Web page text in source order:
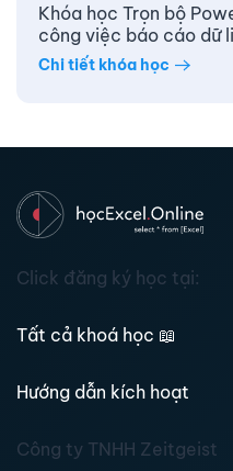
Khóa học Trọn bộ
công việc báo cáo dữ
Chi tiết khóa học
Click đăng ký học tại:
Tất cả khoá học 📖
Hướng dẫn kích hoạt
Công ty TNHH Zeitgeist